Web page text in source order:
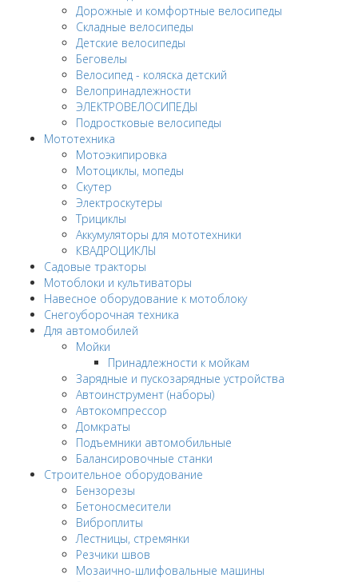
Дорожные и комфортные велосипеды
Складные велосипеды
Детские велосипеды
Беговелы
Велосипед - коляска детский
Велопринадлежности
ЭЛЕКТРОВЕЛОСИПЕДЫ
Подростковые велосипеды
Мототехника
Мотоэкипировка
Мотоциклы, мопеды
Скутер
Электроскутеры
Трициклы
Аккумуляторы для мототехники
КВАДРОЦИКЛЫ
Садовые тракторы
Мотоблоки и культиваторы
Навесное оборудование к мотоблоку
Снегоуборочная техника
Для автомобилей
Мойки
Принадлежности к мойкам
Зарядные и пускозарядные устройства
Автоинструмент (наборы)
Автокомпрессор
Домкраты
Подъемники автомобильные
Балансировочные станки
Строительное оборудование
Бензорезы
Бетоносмесители
Виброплиты
Лестницы, стремянки
Резчики швов
Мозаично-шлифовальные машины